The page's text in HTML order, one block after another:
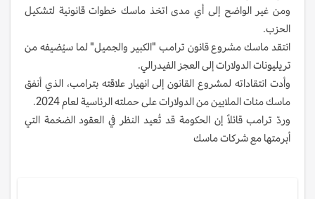
ومن غير الواضح إلى أي مدى اتخذ ماسك خطوات قانونية لتشكيل
الحزب.
انتقد ماسك مشروع قانون ترامب "الكبير والجميل" لما سيُضيفه من
تريليونات الدولارات إلى العجز الفيدرالي.
وأدت انتقاداته لمشروع القانون إلى انهيار علاقته بترامب، الذي أنفق
ماسك مئات الملايين من الدولارات على حملته الرئاسية لعام 2024.
وردّ ترامب قائلاً إن الحكومة قد تُعيد النظر في العقود الضخمة التي
أبرمتها مع شركات ماسك